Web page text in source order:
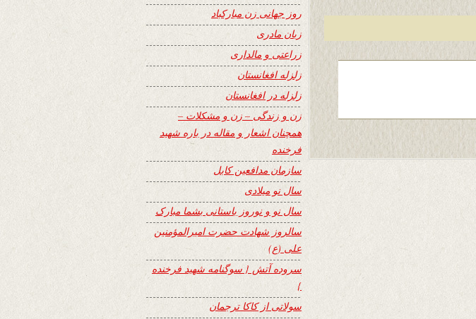
روز جهانی زن مبارکباد
زبان مادری
زراعتی و مالداری
زلزله افغانستان
زلزله در افغانستان
زن و زندگی – زن و مشکلات –
همچنان اشعار و مقاله در باره شهید
فرخنده
سازمان مدافعین کابل
سال نو میلادی
سال نو و نوروز باستانی بشما مبارک
سالروز شهادت حضرت امیرالمؤمنین
علی (ع)
سروده آتش { سوگنامه شهید فرخنده
}
سولاتی از کاکا ترجمان